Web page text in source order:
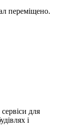
переміщено.
для
і